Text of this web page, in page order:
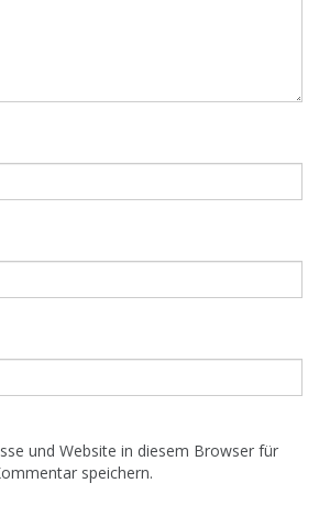
und Website in diesem Browser für
speichern.